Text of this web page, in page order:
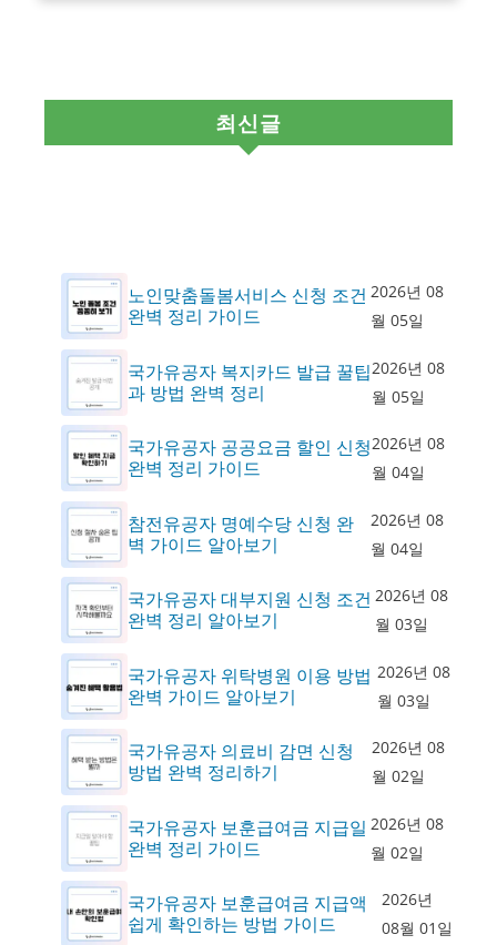
최신글
노인맞춤돌봄서비스 신청 조건
완벽 정리 가이드
2026년 08
월 05일
국가유공자 복지카드 발급 꿀팁
과 방법 완벽 정리
2026년 08
월 05일
국가유공자 공공요금 할인 신청
완벽 정리 가이드
2026년 08
월 04일
참전유공자 명예수당 신청 완
벽 가이드 알아보기
2026년 08
월 04일
국가유공자 대부지원 신청 조건
완벽 정리 알아보기
2026년 08
월 03일
국가유공자 위탁병원 이용 방법
완벽 가이드 알아보기
2026년 08
월 03일
국가유공자 의료비 감면 신청
방법 완벽 정리하기
2026년 08
월 02일
국가유공자 보훈급여금 지급일
완벽 정리 가이드
2026년 08
월 02일
국가유공자 보훈급여금 지급액
쉽게 확인하는 방법 가이드
2026년
08월 01일